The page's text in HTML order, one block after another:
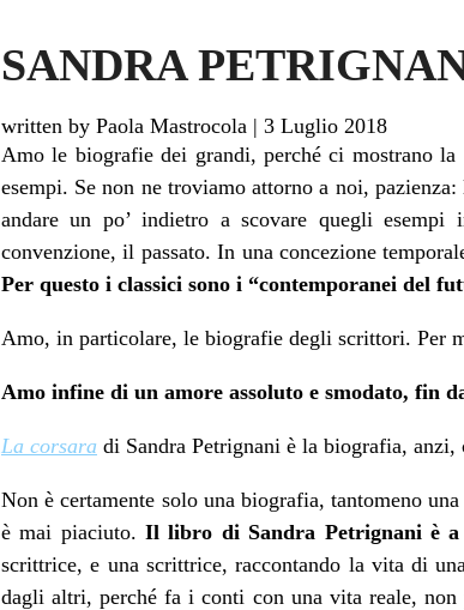
SANDRA
written by Paola Mastrocola | 3 Luglio 2018
Amo le biografie dei grandi, perché ci mostrano
esempi. Se non ne troviamo attorno a noi,
andare un po’ indietro a scovare quegli
convenzione, il passato. In una concezione
Per questo i classici sono i “contemporanei del
Amo, in particolare, le biografie degli scrittori. Per
Amo infine di un amore assoluto e smodato, fin
La corsara di Sandra Petrignani è la biografia,
Non è certamente solo una biografia, tantomeno
è mai piaciuto.Il libro di Sandra Petrignani è
scrittrice, e una scrittrice, raccontando la vita di
dagli altri, perché fa i conti con una vita reale,